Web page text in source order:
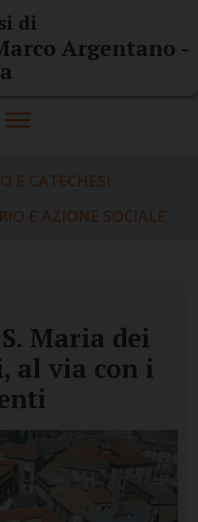
di
Argentano -
E CATECHESI
E AZIONE SOCIALE
Maria dei
al via con i